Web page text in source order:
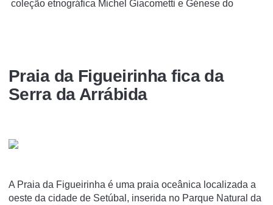
coleção etnográfica Michel Giacometti e Génese do
Praia da Figueirinha fica da
Serra da Arrábida
A Praia da Figueirinha é uma praia oceânica localizada a
oeste da cidade de Setúbal, inserida no Parque Natural da